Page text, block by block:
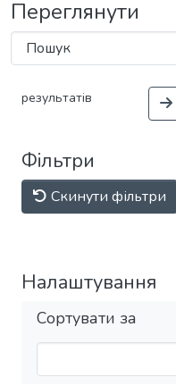
Переглянути
результатів
Фільтри
Скинути фільтри
Налаштування
Сортувати за